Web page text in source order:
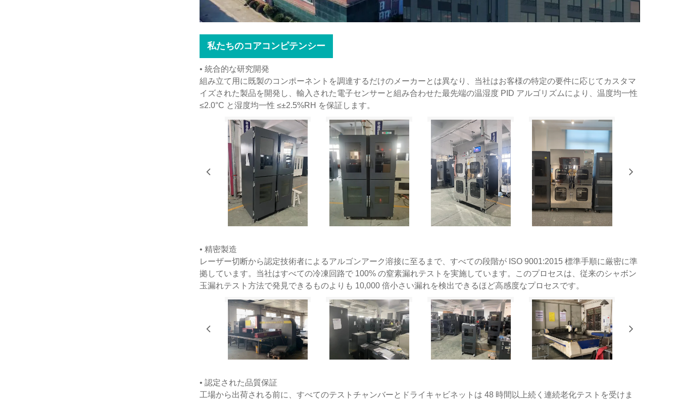
私たちのコアコンピテンシー
• 統合的な研究開発
組み立て用に既製のコンポーネントを調達するだけのメーカーとは異なり、当社はお客様の特定の要件に応じてカスタマ
イズされた製品を開発し、輸入された電子センサーと組み合わせた最先端の温湿度 PID アルゴリズムにより、温度均一性
≤2.0°C と湿度均一性 ≤±2.5%RH を保証します。
• 精密製造
レーザー切断から認定技術者によるアルゴンアーク溶接に至るまで、すべての段階が ISO 9001:2015 標準手順に厳密に準
拠しています。当社はすべての冷凍回路で 100% の窒素漏れテストを実施しています。このプロセスは、従来のシャボン
玉漏れテスト方法で発見できるものよりも 10,000 倍小さい漏れを検出できるほど高感度なプロセスです。
• 認定された品質保証
工場から出荷される前に、すべてのテストチャンバーとドライキャビネットは 48 時間以上続く連続老化テストを受けま